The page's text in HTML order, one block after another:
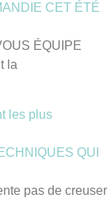
CET ÉTÉ
ÉQUIPE
la
QUI
pas de creuser